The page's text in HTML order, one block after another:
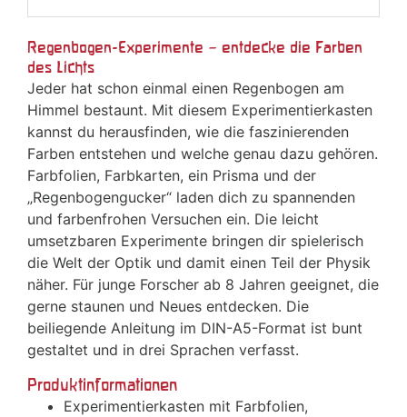
Regenbogen-Experimente – entdecke die Farben
des Lichts
Jeder hat schon einmal einen Regenbogen am
Himmel bestaunt. Mit diesem Experimentierkasten
kannst du herausfinden, wie die faszinierenden
Farben entstehen und welche genau dazu gehören.
Farbfolien, Farbkarten, ein Prisma und der
„Regenbogengucker“ laden dich zu spannenden
und farbenfrohen Versuchen ein. Die leicht
umsetzbaren Experimente bringen dir spielerisch
die Welt der Optik und damit einen Teil der Physik
näher. Für junge Forscher ab 8 Jahren geeignet, die
gerne staunen und Neues entdecken. Die
beiliegende Anleitung im DIN-A5-Format ist bunt
gestaltet und in drei Sprachen verfasst.
Produktinformationen
Experimentierkasten mit Farbfolien,